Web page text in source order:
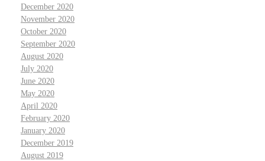
December 2020
November 2020
October 2020
September 2020
August 2020
July 2020
June 2020
May 2020
April 2020
February 2020
January 2020
December 2019
August 2019